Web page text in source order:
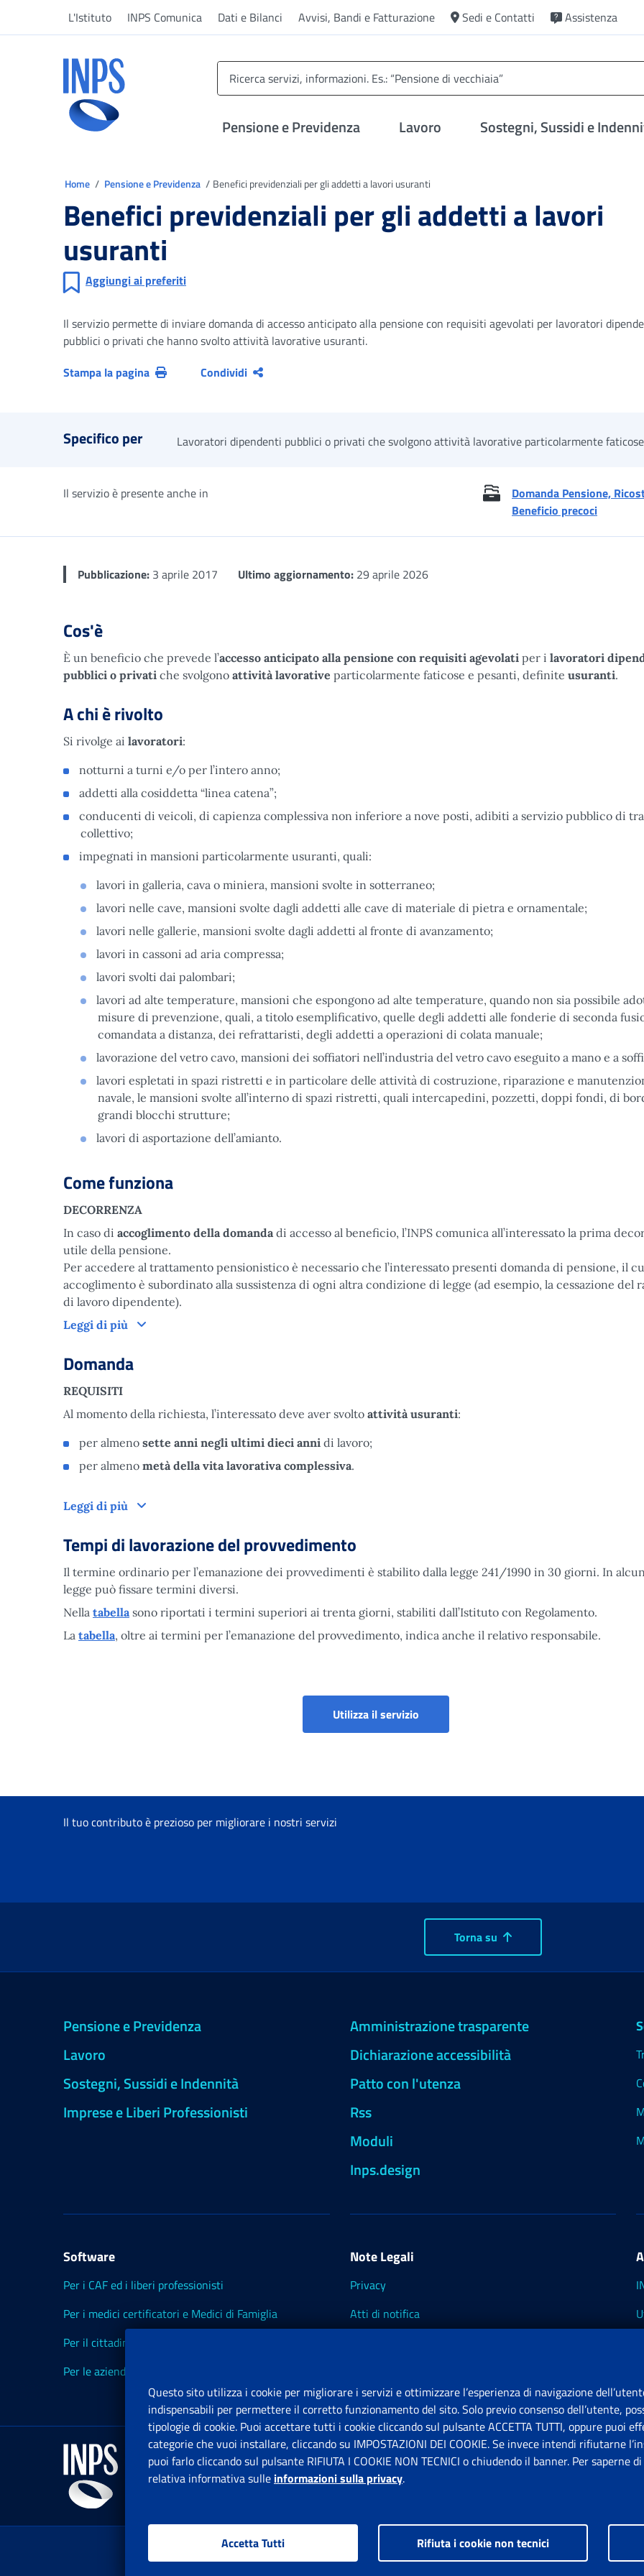
L'Istituto INPS Comunica Dati e Bilanci Avvisi, Bandi e Fatturazione Sedi e Contatti Assistenza
Pensione e Previdenza Lavoro Sostegni, Sussidi e
Home Pensione e Previdenza Benefici previdenziali per gli addetti a lavori usuranti
Benefici previdenziali per gli addetti a lavori
usuranti
Aggiungi ai preferiti
Il servizio permette di inviare domanda di accesso anticipato alla pensione con requisiti agevolati per lavoratori
pubblici o privati che hanno svolto attività lavorative usuranti.
Stampa la pagina
Condividi
Specifico per Lavoratori dipendenti pubblici o privati che svolgono attività lavorative particolarmente
Il servizio è presente anche in
Domanda Pensione,
Beneficio precoci
Pubblicazione: 3 aprile 2017 Ultimo aggiornamento: 29 aprile 2026
Cos'è
È un beneficio che prevede l’accesso anticipato alla pensione con requisiti agevolati per i lavoratori
pubblici o privati che svolgono attività lavorative particolarmente faticose e pesanti, definite usuranti.
A chi è rivolto
Si rivolge ai lavoratori:
notturni a turni e/o per l’intero anno;
addetti alla cosiddetta “linea catena”;
conducenti di veicoli, di capienza complessiva non inferiore a nove posti, adibiti a servizio pubblico di
collettivo;
impegnati in mansioni particolarmente usuranti, quali:
lavori in galleria, cava o miniera, mansioni svolte in sotterraneo;
lavori nelle cave, mansioni svolte dagli addetti alle cave di materiale di pietra e ornamentale;
lavori nelle gallerie, mansioni svolte dagli addetti al fronte di avanzamento;
lavori in cassoni ad aria compressa;
lavori svolti dai palombari;
lavori ad alte temperature, mansioni che espongono ad alte temperature, quando non sia possibile
misure di prevenzione, quali, a titolo esemplificativo, quelle degli addetti alle fonderie di seconda
comandata a distanza, dei refrattaristi, degli addetti a operazioni di colata manuale;
lavorazione del vetro cavo, mansioni dei soffiatori nell’industria del vetro cavo eseguito a mano e a
lavori espletati in spazi ristretti e in particolare delle attività di costruzione, riparazione e
navale, le mansioni svolte all’interno di spazi ristretti, quali intercapedini, pozzetti, doppi fondi, di
grandi blocchi strutture;
lavori di asportazione dell’amianto.
Come funziona
DECORRENZA
In caso di accoglimento della domandadi accesso al beneficio, l’INPS comunica all’interessato la prima
utile della pensione.
Per accedere al trattamento pensionistico è necessario che l’interessato presenti domanda di pensione, il
accoglimento è subordinato alla sussistenza di ogni altra condizione di legge (ad esempio, la cessazione del
di lavoro dipendente).
Leggi di più
Come funziona
Domanda
REQUISITI
Al momento della richiesta, l’interessato deve aver svolto attività usuranti:
per almeno sette anni negli ultimi dieci anni di lavoro;
per almeno metà della vita lavorativa complessiva.
Leggi di più Domanda
Tempi di lavorazione del provvedimento
Il termine ordinario per l’emanazione dei provvedimenti è stabilito dalla legge 241/1990 in 30 giorni. In
legge può fissare termini diversi.
Nella tabellasono riportati i termini superiori ai trenta giorni, stabiliti dall’Istituto con Regolamento.
La tabella, oltre ai termini per l’emanazione del provvedimento, indica anche il relativo responsabile.
Utilizza il servizioPortale Richieste di Pensione
Il tuo contributo è prezioso per migliorare i nostri servizi
Torna su
Pensione e Previdenza
Lavoro
Sostegni, Sussidi e Indennità
Imprese e Liberi Professionisti
Amministrazione trasparente
Dichiarazione accessibilità
Patto con l'utenza
Rss
Moduli
Inps.design
Software
Per i CAF ed i liberi professionisti
Per i medici certificatori e Medici di Famiglia
Per il cittadino
Per le aziende ed i Consulenti
Note Legali
Privacy
Atti di notifica
www.inps.gov.it © 1997-2026Istituto Nazionale Previdenza Sociale.
Questo sito utilizza i cookie per migliorare i servizi e ottimizzare l’esperienza di navigazione
indispensabili per permettere il corretto funzionamento del sito. Solo previo consenso dell’utente,
tipologie di cookie. Puoi accettare tutti i cookie cliccando sul pulsante ACCETTA TUTTI, oppure puoi
categorie che vuoi installare, cliccando su IMPOSTAZIONI DEI COOKIE. Se invece intendi rifiutarne
puoi farlo cliccando sul pulsante RIFIUTA I COOKIE NON TECNICI o chiudendo il banner. Per saperne
relativa informativa sulle informazioni sulla privacy.
Accetta Tutti Rifiuta i cookie non tecnici